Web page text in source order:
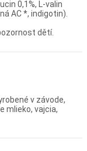
0,1%, L-valin
AC *, indigotin).
dětí.
v závode,
mlieko, vajcia,